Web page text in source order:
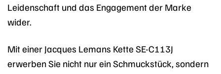
Leidenschaft und das Engagement der Marke
wider.
Mit einer Jacques Lemans Kette SE-C113J
erwerben Sie nicht nur ein Schmuckstück, sondern